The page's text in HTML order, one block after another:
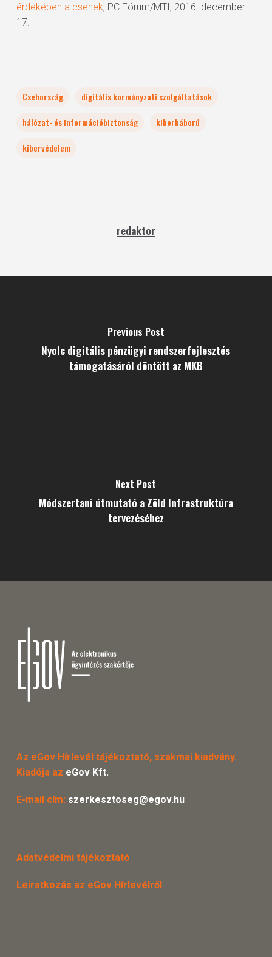
érdekében a csehek; PC Fórum/MTI; 2016. december
17.
Csehország
digitális kormányzati szolgáltatások
hálózat- és információbiztonság
kiberháború
kibervédelem
redaktor
Previous Post
Nyolc digitális pénzügyi rendszerfejlesztés
támogatásáról döntött az MKB
Next Post
Módszertani útmutató a Zöld Infrastruktúra
tervezéséhez
Az eGov Hírlevél tájékoztató, szakmai kiadvány.
Kiadója az eGov Kft.
E-mail cím: szerkesztoseg@egov.hu
Adatvédelmi tájékoztató
Leiratkozás az eGov Hírlevélről